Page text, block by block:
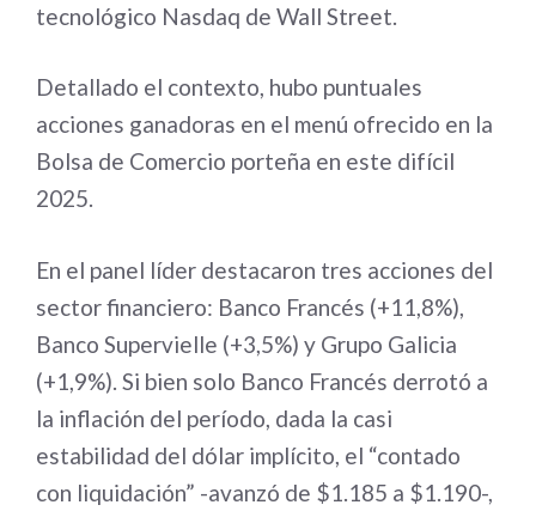
tecnológico Nasdaq de Wall Street.
Detallado el contexto, hubo puntuales
acciones ganadoras en el menú ofrecido en la
Bolsa de Comercio porteña en este difícil
2025.
En el panel líder destacaron tres acciones del
sector financiero: Banco Francés (+11,8%),
Banco Supervielle (+3,5%) y Grupo Galicia
(+1,9%). Si bien solo Banco Francés derrotó a
la inflación del período, dada la casi
estabilidad del dólar implícito, el “contado
con liquidación” -avanzó de $1.185 a $1.190-,